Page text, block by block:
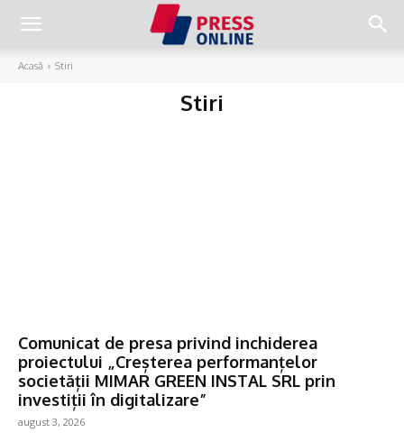
Acasă Stiri
Stiri
Comunicat de presa privind inchiderea
proiectului „Creșterea performanțelor
societății MIMAR GREEN INSTAL SRL prin
investiții în digitalizare”
august 3, 2026